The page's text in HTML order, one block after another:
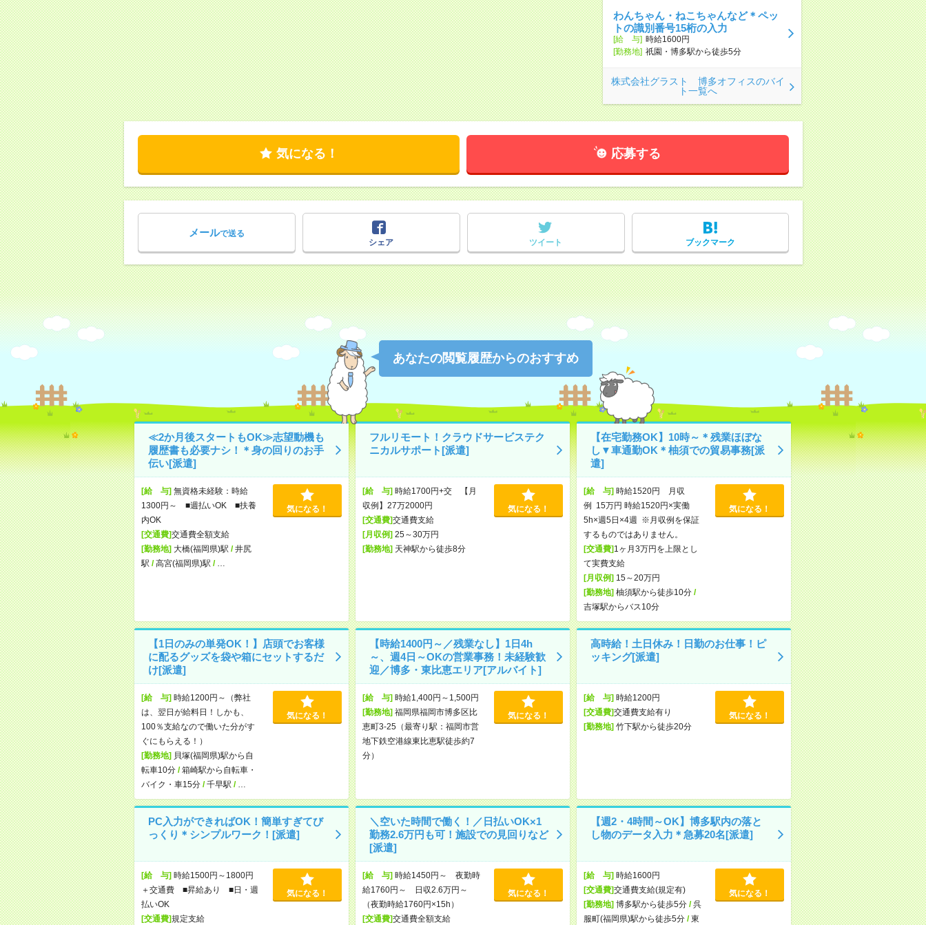
わんちゃん・ねこちゃんなど＊ペッ
トの識別番号15桁の入力
[給 与] 時給1600円
[勤務地] 祇園・博多駅から徒歩5分
株式会社グラスト 博多オフィスのバイ
ト一覧へ
気になる！ 応募する
メールで送る
シェア
ツイート ブックマーク
あなたの閲覧履歴からのおすすめ
≪2か月後スタートもOK≫志望動機も
履歴書も必要ナシ！＊身の回りのお手
伝い[派遣]
[給 与]無資格未経験：時給
1300円～ ■週払いOK ■扶養
内OK
[交通費]交通費全額支給
[勤務地]大橋(福岡県)駅 /井尻
駅 /高宮(福岡県)駅 /
気になる！
フルリモート！クラウドサービステク
ニカルサポート[派遣]
[給 与]時給1700円+交 【月
収例】27万2000円
[交通費]交通費支給
[月収例]25～30万円
[勤務地]天神駅から徒歩8分
気になる！
【在宅勤務OK】10時～＊残業ほぼな
し▼車通勤OK＊柚須での貿易事務[派
遣]
[給 与]時給1520円 月収
例 15万円 時給1520円×実働
5h×週5日×4週 ※月収例を保証
するものではありません。
[交通費]1ヶ月3万円を上限とし
て実費支給
[月収例]15～20万円
[勤務地]柚須駅から徒歩10分/
吉塚駅からバス10分
気になる！
【1日のみの単発OK！】店頭でお客様
に配るグッズを袋や箱にセットするだ
け[派遣]
[給 与]時給1200円～（弊社
は、翌日が給料日！しかも、
100％支給なので働いた分がす
ぐにもらえる！）
[勤務地]貝塚(福岡県)駅から自
転車10分/箱崎駅から自転車・
バイク・車15分/千早駅 /
気になる！
【時給1400円～／残業なし】1日4h
～、週4日～OKの営業事務！未経験歓
迎／博多・東比恵エリア[アルバイト]
[給 与]時給1,400円～1,500円
[勤務地]福岡県福岡市博多区比
恵町3-25（最寄り駅：福岡市営
地下鉄空港線東比恵駅徒歩約7
分）
気になる！
高時給！土日休み！日勤のお仕事！ピ
ッキング[派遣]
[給 与]時給1200円
[交通費]交通費支給有り
[勤務地]竹下駅から徒歩20分
気になる！
PC入力ができればOK！簡単すぎてび
っくり＊シンプルワーク！[派遣]
[給 与]時給1500円～1800円
＋交通費 ■昇給あり ■日・週
払いOK
[交通費]規定支給
気になる！
＼空いた時間で働く！／日払いOK×1
勤務2.6万円も可！施設での見回りなど
[派遣]
[給 与]時給1450円～ 夜勤時
給1760円～ 日収2.6万円～
（夜勤時給1760円×15h）
[交通費]交通費全額支給
気になる！
【週2・4時間～OK】博多駅内の落と
し物のデータ入力＊急募20名[派遣]
[給 与]時給1600円
[交通費]交通費支給(規定有)
[勤務地]博多駅から徒歩5分/呉
服町(福岡県)駅から徒歩5分/東
気になる！